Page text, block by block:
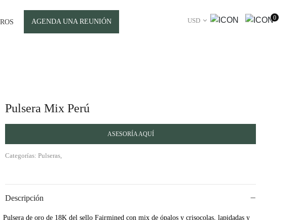
AGENDA UNA REUNIÓN USD 0
Pulsera Mix Perú
ASESORÍA AQUÍ
Categorías: Pulseras,
Descripción
Pulsera de oro de 18K del sello Fairmined con mix de ópalos y crisocolas, lapidadas y